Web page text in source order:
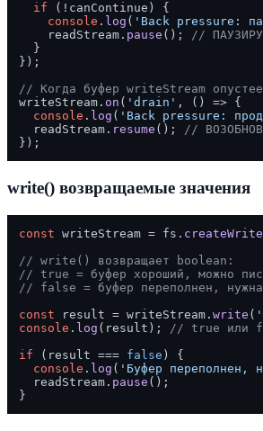
if (!canContinue) {
console . log ( 'Back pressure:
    readStream.
pause (); //
  }
});
// Когда буфер writeStream
writeStream. on ( 'drain' , () => {
console . log ( 'Back pressure:
  readStream.
resume (); //
write() возвращаемые значения
const writeStream = fs.
// write() возвращает boolean:
// true = буфер хороший, можно
// false = буфер переполнен,
const result = writeStream. write (
console . log (result);
// true или
if (result === false ) {
console . log ( 'Буфер переполнен,
  readStream.
pause ();